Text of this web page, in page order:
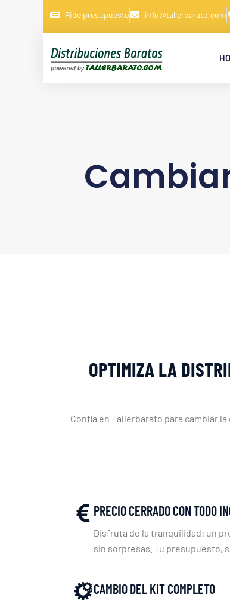
Pide presupuesto info@tallerbarato.com
OPTIMIZA LA
Confía en Tallerbarato para cambiar
PRECIO CERRADO CON TODO
Disfruta de la tranquilidad: un
sin sorpresas. Tu presupuesto,
CAMBIO DEL KIT COMPLETO